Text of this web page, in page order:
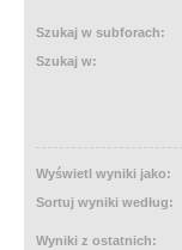
Szukaj w subforach:
Szukaj w:
Wyświetl wyniki jako:
Sortuj wyniki według:
Wyniki z ostatnich: